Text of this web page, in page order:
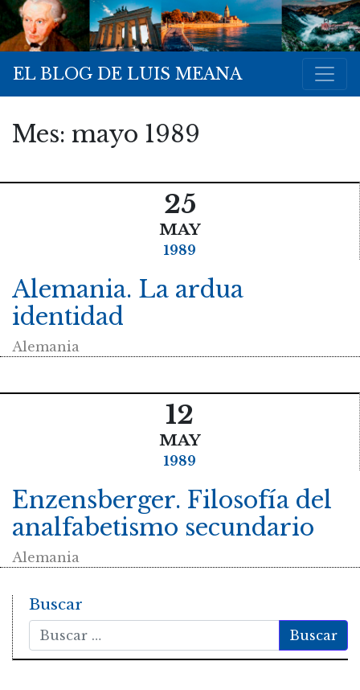
EL BLOG DE LUIS MEANA
Mes: mayo 1989
25
MAY
1989
Alemania. La ardua
identidad
Alemania
12
MAY
1989
Enzensberger. Filosofía del
analfabetismo secundario
Alemania
Buscar
Buscar